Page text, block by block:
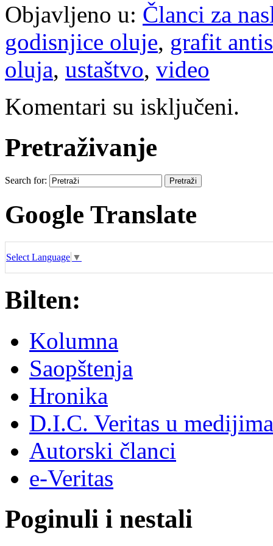
Objavljeno u: Članci za
godisnjice oluje, grafit
oluja, ustaštvo, video
Komentari su isključeni.
Pretraživanje
Search for:
Google Translate
Select Language ▼
Bilten:
Kolumna
Saopštenja
Hronika
D.I.C. Veritas u medijima
Autorski članci
e-Veritas
Poginuli i nestali